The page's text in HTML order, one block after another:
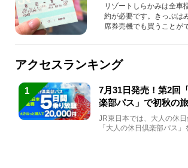
な「えきねっと」の
リゾートしらかみは全車
約が必要です。きっぷは
席券売機でも買うことがで
アクセスランキング
1
7月31日発売！第2回
楽部パス」で初秋の
JR東日本では、大人の休
「大人の休日倶楽部パス